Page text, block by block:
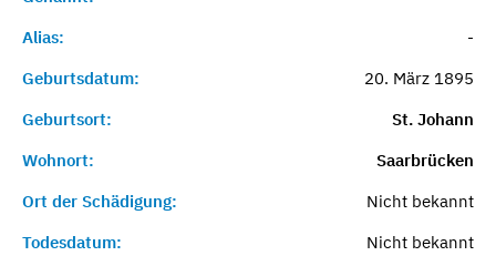
Alias:
-
Geburtsdatum:
20. März 1895
Geburtsort:
St. Johann
Wohnort:
Saarbrücken
Ort der Schädigung:
Nicht bekannt
Todesdatum:
Nicht bekannt